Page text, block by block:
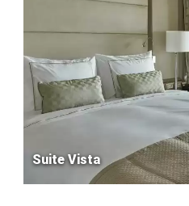
Suite Vista